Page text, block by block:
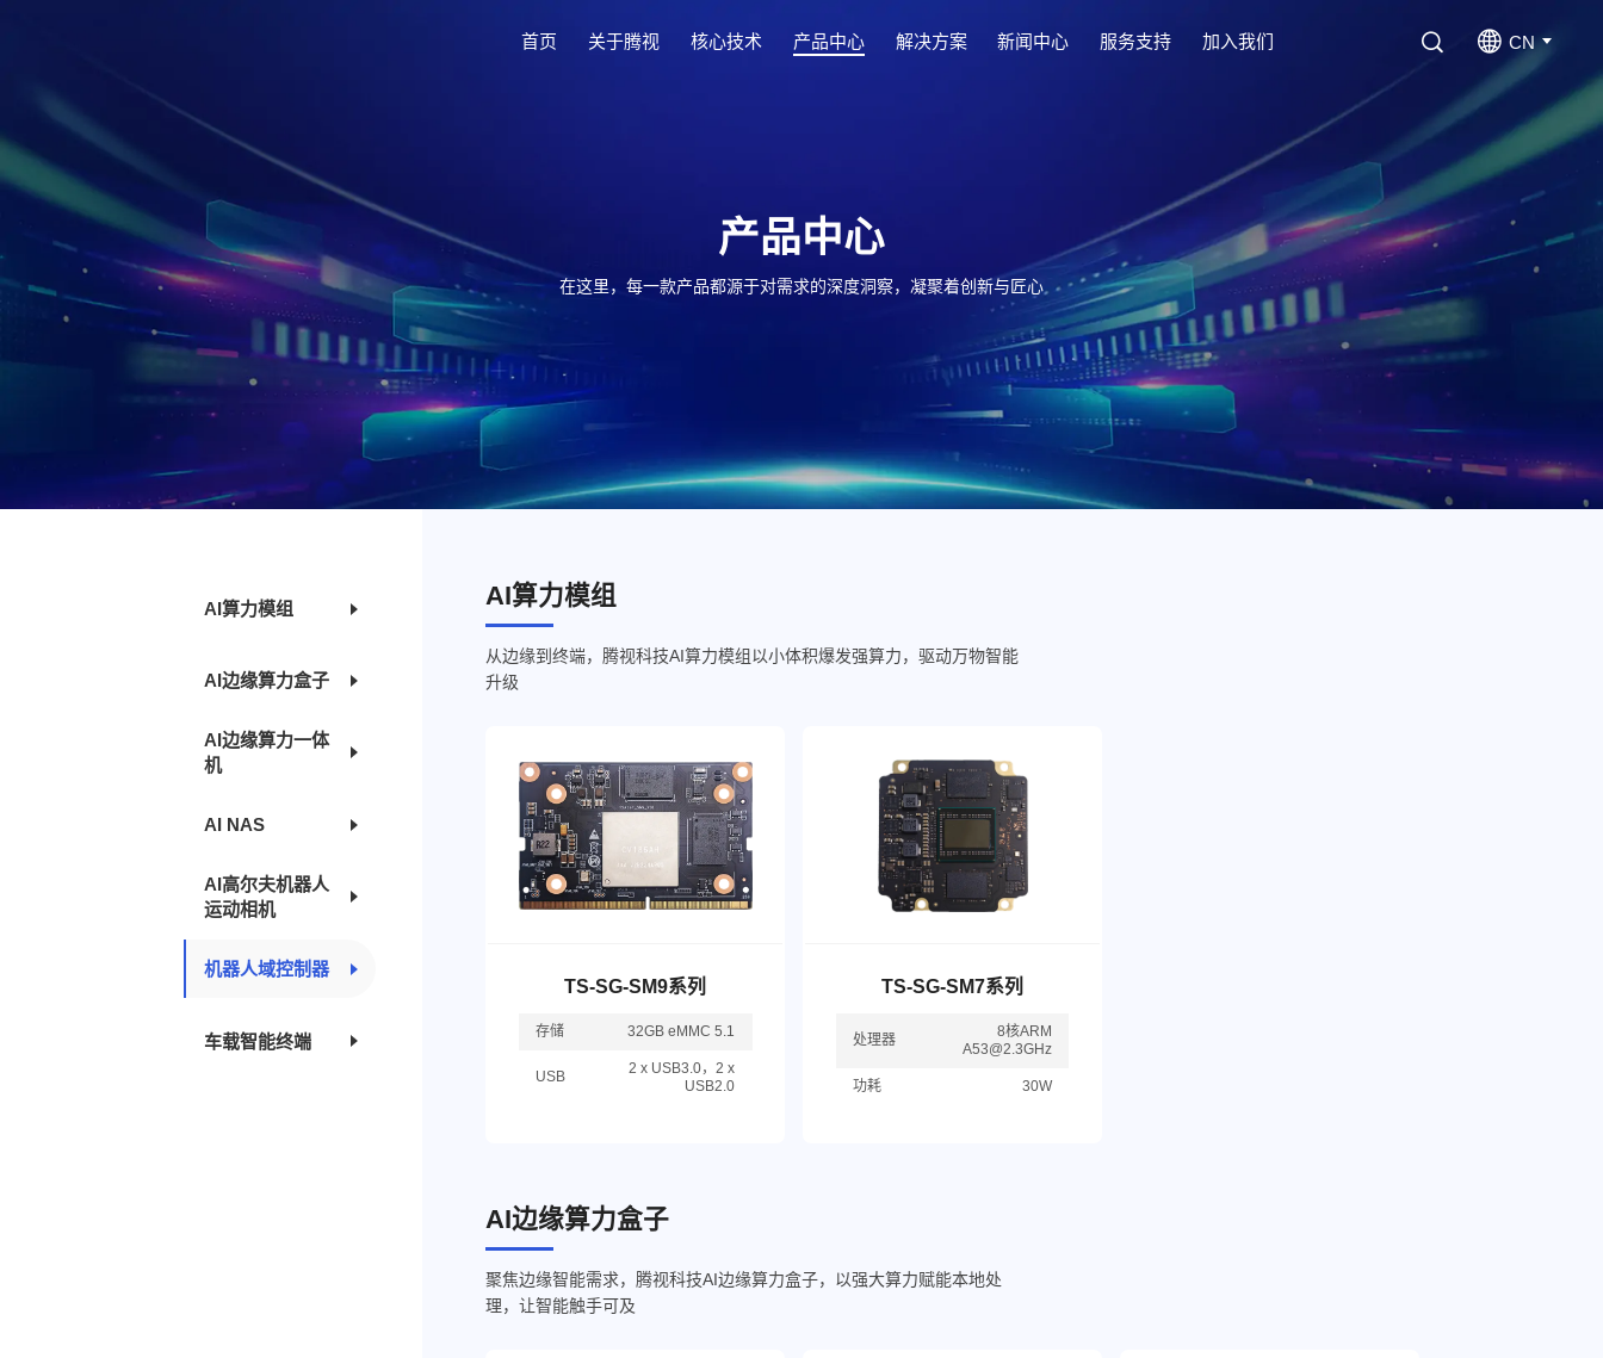
CN
首页 关于腾视 核心技术 产品中心 解决方案 新闻中心 服务支持 加入我们
产品中心
在这里，每一款产品都源于对需求的深度洞察，凝聚着创新与匠心
AI算力模组
AI边缘算力盒子
AI边缘算力一体
机
AI NAS
AI高尔夫机器人
运动相机
机器人域控制器
车载智能终端
AI算力模组
从边缘到终端，腾视科技AI算力模组以小体积爆发强算力，驱动万物智能
升级
TS-SG-SM9系列
存储 32GB eMMC 5.1
USB
2 x USB3.0，2 x
USB2.0
TS-SG-SM7系列
处理器
8核ARM
A53@2.3GHz
功耗 30W
AI边缘算力盒子
聚焦边缘智能需求，腾视科技AI边缘算力盒子，以强大算力赋能本地处
理，让智能触手可及